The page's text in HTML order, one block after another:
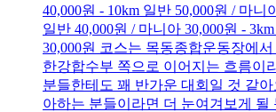
40,000원 - 10km 일반 50,000원 / 마니
일반 40,000원 / 마니아 30,000원 -
30,000원 코스는 목동종합운동장에
한강합수부 쪽으로 이어지는 흐름이
분들한테도 꽤 반가운 대회일 것 같
아하는 분들이라면 더 눈여겨보게 될